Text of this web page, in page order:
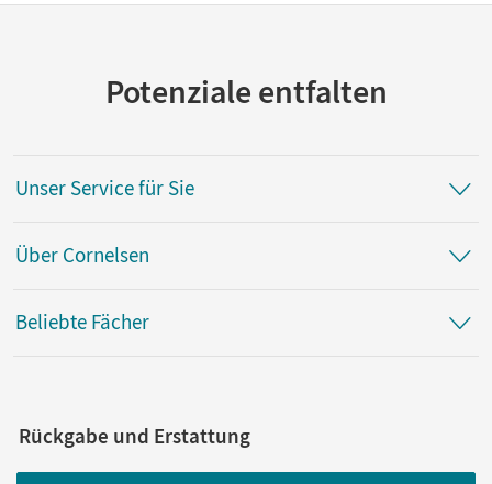
Potenziale entfalten
Unser Service für Sie
Über Cornelsen
Beliebte Fächer
Rückgabe und Erstattung